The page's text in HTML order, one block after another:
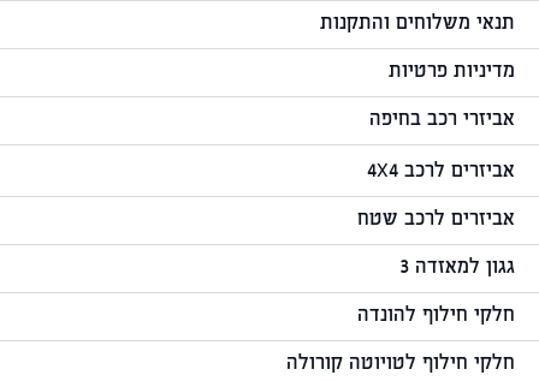
תנאי משלוחים והתקנות
מדיניות פרטיות
אביזרי רכב בחיפה
אביזרים לרכב 4X4
אביזרים לרכב שטח
גגון למאזדה 3
חלקי חילוף להונדה
חלקי חילוף לטויוטה קורולה